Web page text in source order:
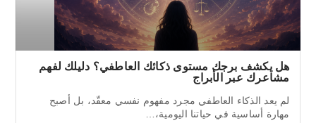
هل يكشف برجك مستوى ذكائك العاطفي؟ دليلك لفهم
مشاعرك عبر الأبراج
لم يعد الذكاء العاطفي مجرد مفهوم نفسي معقّد، بل أصبح
مهارة أساسية في حياتنا اليومية،…